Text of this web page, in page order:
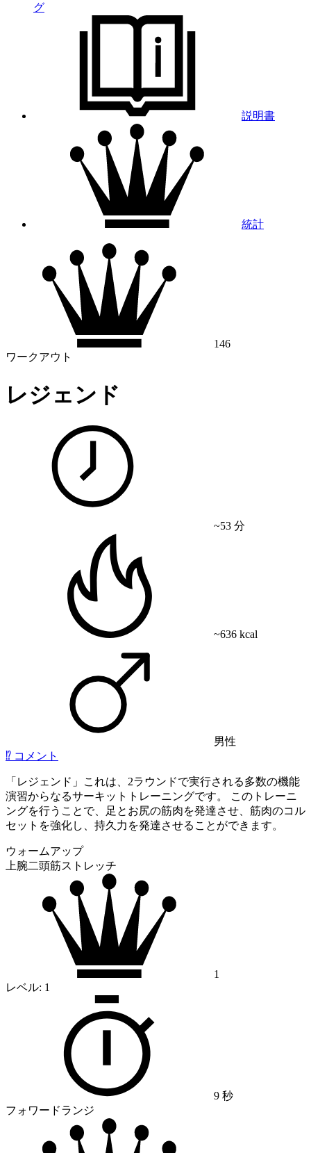
グ
説明書
統計
146
ワークアウト
レジェンド
~53 分
~636 kcal
男性
⁉️ コメント
「レジェンド」これは、2ラウンドで実行される多数の機能
演習からなるサーキットトレーニングです。 このトレーニ
ングを行うことで、足とお尻の筋肉を発達させ、筋肉のコル
セットを強化し、持久力を発達させることができます。
ウォームアップ
上腕二頭筋ストレッチ
1
レベル: 1
9 秒
フォワードランジ